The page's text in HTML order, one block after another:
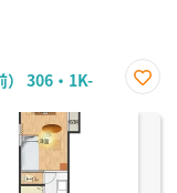
） 306・1K-
に入